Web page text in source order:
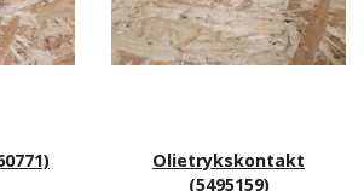
Olietrykskontakt
(5495159)